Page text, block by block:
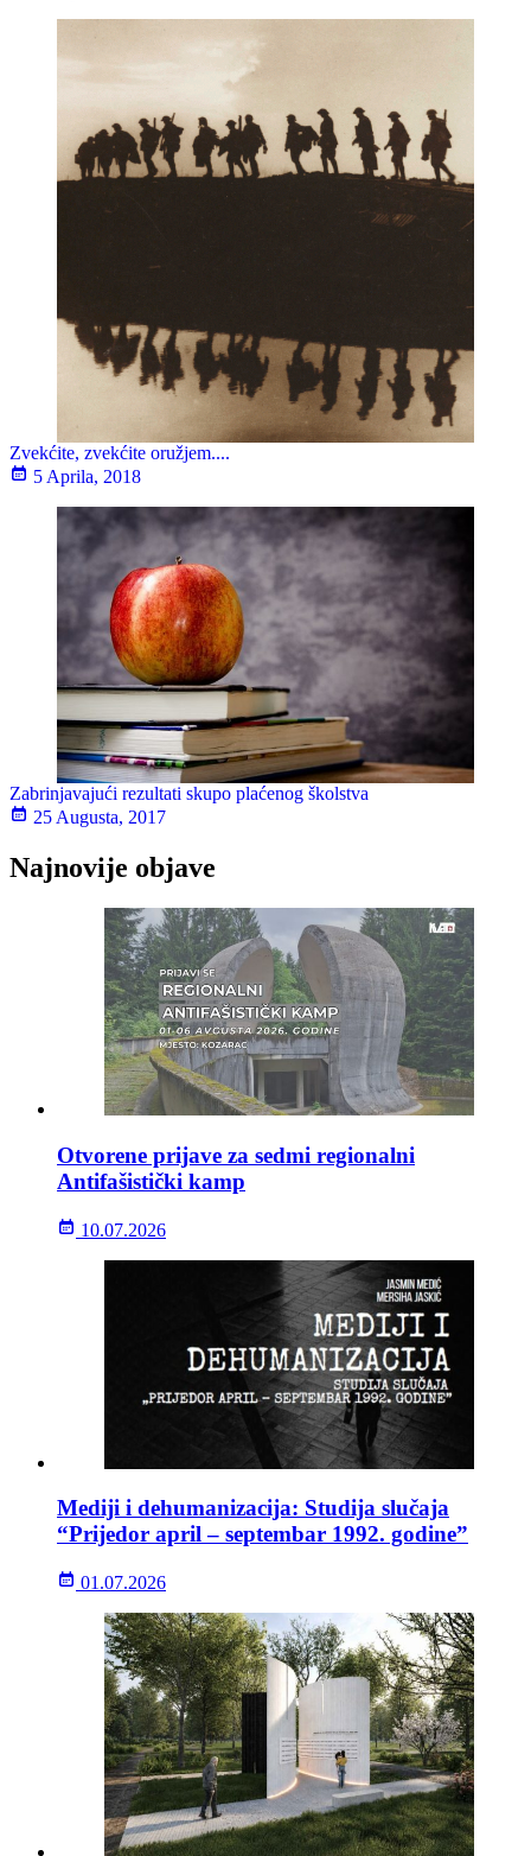
Zvekćite, zvekćite oružjem....
5 Aprila, 2018
Zabrinjavajući rezultati skupo plaćenog školstva
25 Augusta, 2017
Najnovije objave
Otvorene prijave za sedmi regionalni
Antifašistički kamp
10.07.2026
Mediji i dehumanizacija: Studija slučaja
“Prijedor april – septembar 1992. godine”
01.07.2026